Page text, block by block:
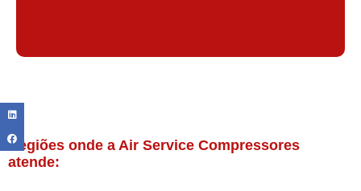
Regiões onde a Air Service Compressores
atende: